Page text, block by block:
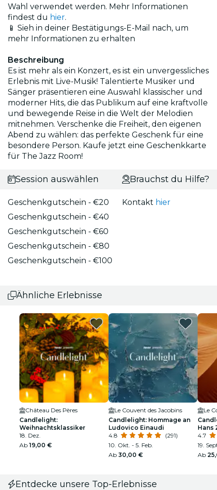
Wahl verwendet werden. Mehr Informationen
findest du hier.
📱 Sieh in deiner Bestätigungs-E-Mail nach, um
mehr Informationen zu erhalten
Beschreibung
Es ist mehr als ein Konzert, es ist ein unvergessliches
Erlebnis mit Live-Musik! Talentierte Musiker und
Sänger präsentieren eine Auswahl klassischer und
moderner Hits, die das Publikum auf eine kraftvolle
und bewegende Reise in die Welt der Melodien
mitnehmen. Verschenke die Freiheit, den eigenen
Abend zu wählen: das perfekte Geschenk für eine
besondere Person. Kaufe jetzt eine Geschenkkarte
für The Jazz Room!
Session auswählen
Geschenkgutschein - €20
Geschenkgutschein - €40
Geschenkgutschein - €60
Geschenkgutschein - €80
Geschenkgutschein - €100
Brauchst du Hilfe?
Kontakt hier
Ähnliche Erlebnisse
Château Des Pères
Candlelight:
Weihnachtsklassiker
18. Dez.
Ab 19,00 €
Le Couvent des Jacobins
Candlelight: Hommage an
Ludovico Einaudi
4.8
(291)
10. Okt. - 5. Feb.
Ab 30,00 €
Le
Hans
4.7
19.
Ab
Entdecke unsere Top-Erlebnisse